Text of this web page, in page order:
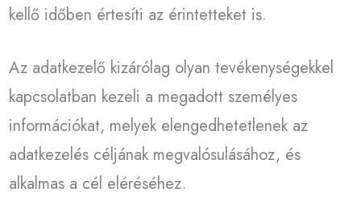
kellő időben értesíti az érintetteket is.
Az adatkezelő kizárólag olyan tevékenységekkel
kapcsolatban kezeli a megadott személyes
információkat, melyek elengedhetetlenek az
adatkezelés céljának megvalósulásához, és
alkalmas a cél eléréséhez.